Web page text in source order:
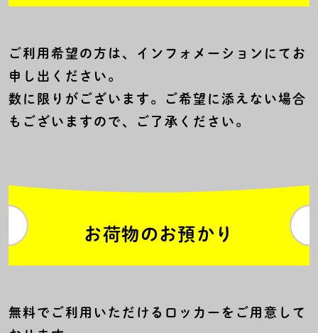
ご利用希望の方は、インフォメーションにてお
申し出ください。
数に限りがございます。ご希望に添えない場合
もございますので、ご了承ください。
お荷物のお預かり
無料でご利用いただけるロッカーをご用意して